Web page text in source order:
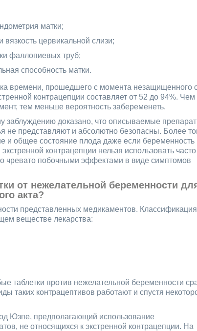
матки;
вязкость цервикальной слизи;
фаллопиевых труб;
способность матки.
времени, прошедшего с момента незащищенного
контрацепции составляет от 52 до 94%. Чем
тем меньше вероятность забеременеть.
заблуждению доказано, что описываемые
не представляют и абсолютно безопасны. Более
и общее состояние плода даже если беременность
контрацепции нельзя использовать
чревато побочными эффектами в виде симптомов
от нежелательной беременности
акта?
представленных медикаментов. Классификация
веществе лекарства:
таблетки против нежелательной беременности
таких контрацептивов работают и спустя
Юзпе, предполагающий использование
не относящихся к экстренной контрацепции. На